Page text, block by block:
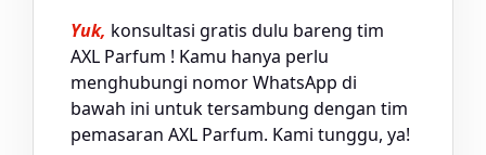
Yuk, konsultasi gratis dulu bareng tim
AXL Parfum ! Kamu hanya perlu
menghubungi nomor WhatsApp di
bawah ini untuk tersambung dengan tim
pemasaran AXL Parfum. Kami tunggu, ya!